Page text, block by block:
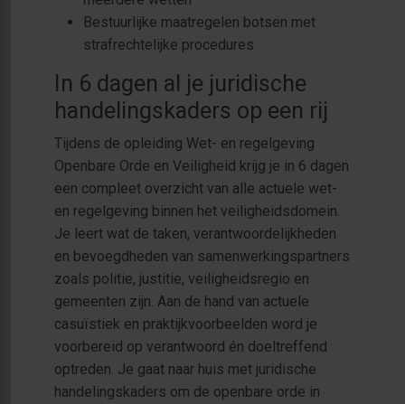
Bestuurlijke maatregelen botsen met
strafrechtelijke procedures
In 6 dagen al je juridische
handelingskaders op een rij
Tijdens de opleiding Wet- en regelgeving
Openbare Orde en Veiligheid krijg je in 6 dagen
een compleet overzicht van alle actuele wet-
en regelgeving binnen het veiligheidsdomein.
Je leert wat de taken, verantwoordelijkheden
en bevoegdheden van samenwerkingspartners
zoals politie, justitie, veiligheidsregio en
gemeenten zijn. Aan de hand van actuele
casuïstiek en praktijkvoorbeelden word je
voorbereid op verantwoord én doeltreffend
optreden. Je gaat naar huis met juridische
handelingskaders om de openbare orde in